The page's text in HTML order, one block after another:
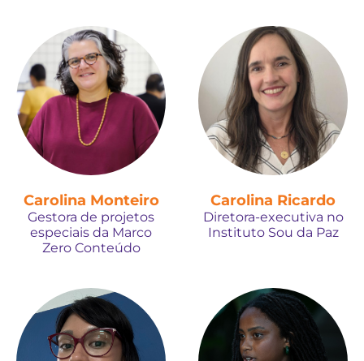
Carolina Monteiro
Gestora de projetos
especiais da Marco
Zero Conteúdo
Carolina Ricardo
Diretora-executiva no
Instituto Sou da Paz